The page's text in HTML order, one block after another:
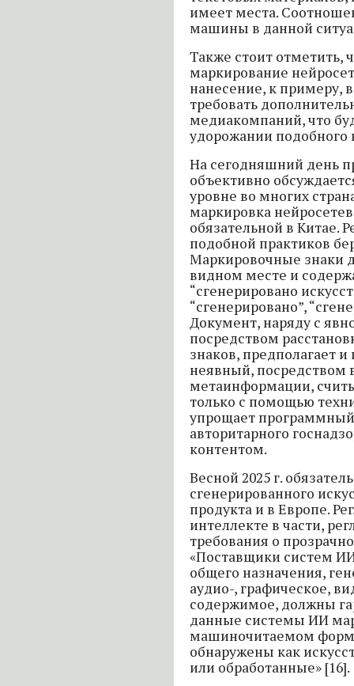
имеет места.
машины в данной
Также стоит отметить,
маркирование
нанесение, к примеру,
требовать
медиакомпаний, что
удорожании подобного
На сегодняшний день
объективно
уровне во многих
маркировка
обязательной в Китае.
подобной практиков
Маркировочные знаки
видном месте и
“сгенерировано
“сгенерировано”,
Документ, наряду с
посредством
знаков, предполагает
неявный,
метаинформации,
только с помощью
упрощает программный
авторитарного
контентом.
Весной 2025 г.
сгенерированного
продукта и в Европе.
интеллекте в части,
требования о
«Поставщики систем
общего назначения,
аудио-, графическое,
содержимое, должны
данные системы ИИ
машиночитаемом
обнаружены как
или обработанные» [16].